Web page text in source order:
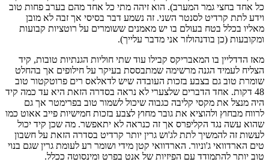
כל אחד בחצי גמר המערב). הוא זיהה מתי כל אחד מהם בערב פחות טוב
וידע לתת קרדיט לסנטר השני. זה נשמע דבר בסיסי אך זבה לא מובן
מאליו בכלל בטח בעולם בו יש מאמנים ששומרים על רוטציות קבועות
ומקובעות (כן בודנהולזר אני מדבר עלייך).
מאז הדדליין בו המאבריקס קבילו עוד שתי חוליות הגנתיות טובות, קיד
הצליח לעמיד הגנה מרשימה שמתבססת בעיקר על חילופים אך בהחלט
שומרת טוב גם בצבע בזכות העובדה שיש לדאלאס רים פרוטקטור טוב
48 דקות. אחד הדברים שלצערי לא נראה בסדרה הזאת היא עד כמה קיד
היה מנצל את מקסי קליבה כגבוה שיכול לשמור טוב בפרימטר אך גם
לרווח מבחוץ ולהוציא את גובר מחוץ לצבע בזכות חמישיות פייב אאוט כמו
שהוא עשה נגד הקליפרס אך זה כנראה לא יתאפשר. מה שכן קיד יכול
לעשות זה להמשיך לתת לג'וש גרין יותר קרדיט בסדרה הזאת על חשבון
טים הארדוואי ג'וניור. הארדוואי קטן מידי ושומר רע לעומת גרין שגם בנוי
טוב יותר להתמודד עם הפיזיות של אנט בפרט ומינסוטה ככלל.